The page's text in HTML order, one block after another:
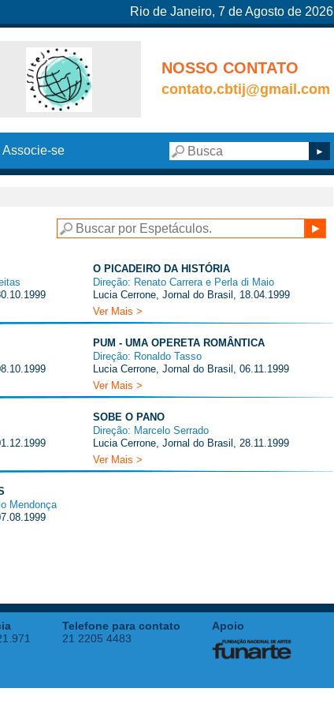
Rio de Janeiro, 7 de Agosto de 2026
NOSSO CONTATO
contato.cbtij@gmail.com
Associe-se
O PICADEIRO DA HISTÓRIA
Direção: Renato Carrera e Perla di Maio
Lucia Cerrone, Jornal do Brasil, 18.04.1999
Ver Mais >
PUM - UMA OPERETA ROMÂNTICA
Direção: Ronaldo Tasso
Lucia Cerrone, Jornal do Brasil, 06.11.1999
Ver Mais >
SOBE O PANO
Direção: Marcelo Serrado
Lucia Cerrone, Jornal do Brasil, 28.11.1999
Ver Mais >
Mendonça
Telefone para contato
21 2205 4483
Apoio